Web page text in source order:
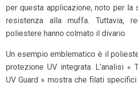
per questa applicazione, noto per la
resistenza alla muffa. Tuttavia,
poliestere hanno colmato il divario.
Un esempio emblematico è il
protezione UV integrata. L’analisi «
UV Guard » mostra che filati